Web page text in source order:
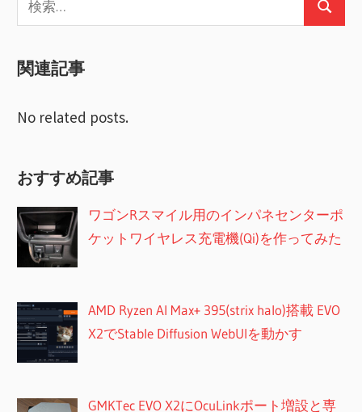
ー
ョ
ン
索:
検
関連記事
No related posts.
おすすめ記事
ワゴンRスマイル用のインパネセンターポ
ケットワイヤレス充電機(Qi)を作ってみた
AMD Ryzen AI Max+ 395(strix halo)搭載 EVO
X2でStable Diffusion WebUIを動かす
GMKTec EVO X2にOcuLinkポート増設と専